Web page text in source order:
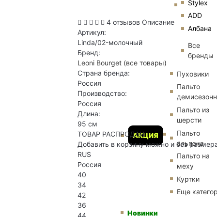
Stylex
ADD
Албана
Все
бренды
АКЦИЯ
Пуховики
Пальто
Пальто из
шерсти
Пальто
альпака
Пальто на
меху
Куртки
Еще
Новинки
4 отзывов Описание
Артикул:
Linda/02-молочный
Бренд:
Leoni Bourget (все товары)
Страна бренда:
Россия
Производство:
Россия
Длина:
95 см
ТОВАР РАСПРОДАН
Добавить в корзину можно и без
RUS
Россия
40
34
42
36